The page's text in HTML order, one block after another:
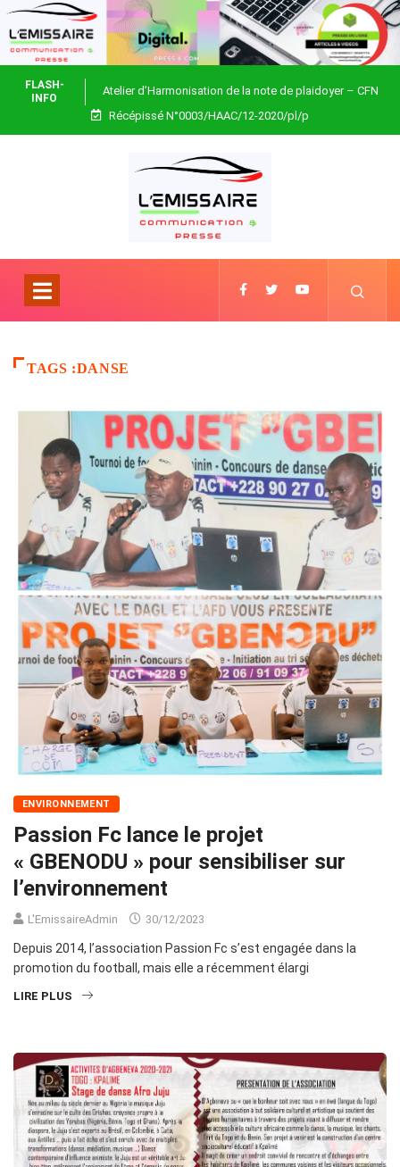
FLASH-
INFO
Atelier d’Harmonisation de la note de plaidoyer – CFN
Togo
Récépissé N°0003/HAAC/12-2020/pl/p
TAGS :DANSE
ENVIRONNEMENT
Passion Fc lance le projet
« GBENODU » pour sensibiliser sur
l’environnement
L'EmissaireAdmin 30/12/2023
Depuis 2014, l’association Passion Fc s’est engagée dans la
promotion du football, mais elle a récemment élargi
LIRE PLUS